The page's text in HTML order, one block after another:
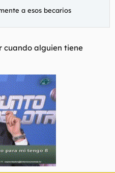
a esos becarios
cuando alguien tiene